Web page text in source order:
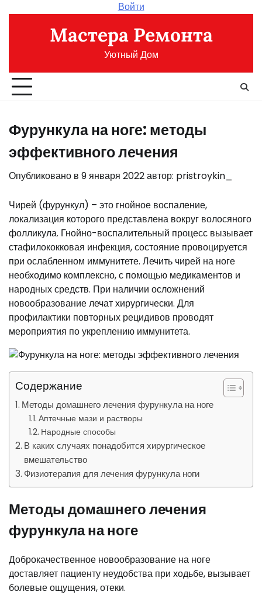
содержимому
Войти
Мастера Ремонта
Уютный Дом
Фурункула на ноге: методы
эффективного лечения
Опубликовано в 9 января 2022автор: pristroykin_
Чирей (фурункул) – это гнойное воспаление,
локализация которого представлена вокруг волосяного
фолликула. Гнойно-воспалительный процесс вызывает
стафилококковая инфекция, состояние провоцируется
при ослабленном иммунитете. Лечить чирей на ноге
необходимо комплексно, с помощью медикаментов и
народных средств. При наличии осложнений
новообразование лечат хирургически. Для
профилактики повторных рецидивов проводят
мероприятия по укреплению иммунитета.
Содержание
Методы домашнего лечения фурункула на ноге
Аптечные мази и растворы
Народные способы
В каких случаях понадобится хирургическое
вмешательство
Физиотерапия для лечения фурункула ноги
Методы домашнего лечения
фурункула на ноге
Доброкачественное новообразование на ноге
доставляет пациенту неудобства при ходьбе, вызывает
болевые ощущения, отеки.